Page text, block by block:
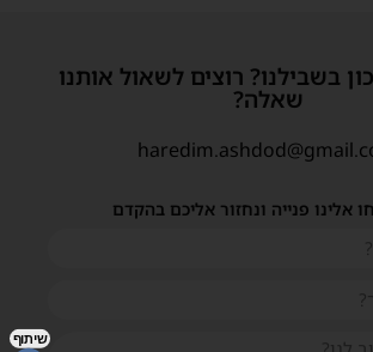
בשבילנו? רוצים לשאול אותנו
שאלה?
אלינו פנייה ונחזור אליכם בהקדם
שיתוף